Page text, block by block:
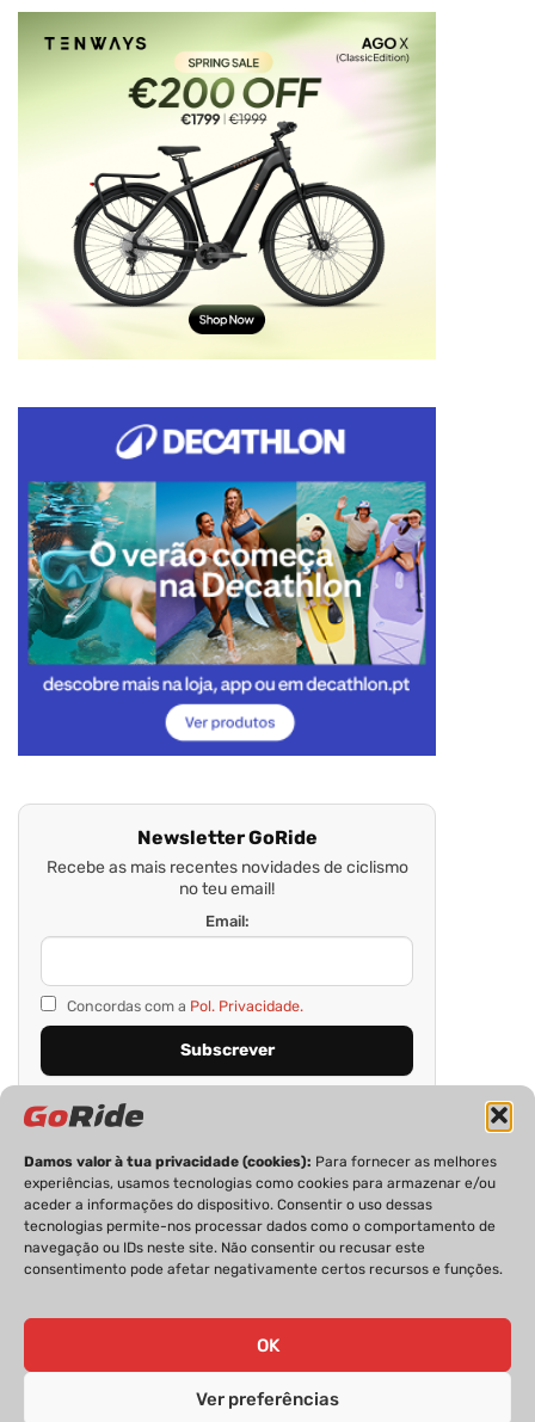
Damos valor à tua privacidade (cookies): Para fornecer as melhores
experiências, usamos tecnologias como cookies para armazenar e/ou
aceder a informações do dispositivo. Consentir o uso dessas
tecnologias permite-nos processar dados como o comportamento de
navegação ou IDs neste site. Não consentir ou recusar este
consentimento pode afetar negativamente certos recursos e funções.
OK
Ver preferências
Newsletter GoRide
Recebe as mais recentes novidades de ciclismo
no teu email!
Email:
Concordas com a Pol. Privacidade.
PRIVACIDADE FICHA TÉCNICA
ESTATUTO EDITORIAL